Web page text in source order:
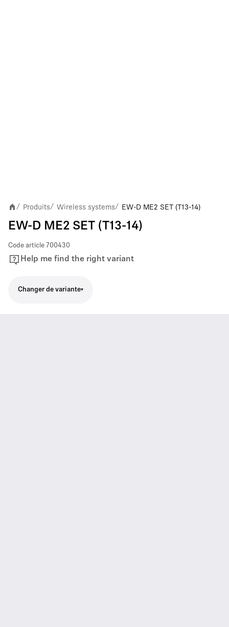
/ Produits/ Wireless systems/ EW-D ME2 SET (T13-14)
EW-D ME2 SET (T13-14)
Code article 700430
Help me find the right variant
Changer de variante